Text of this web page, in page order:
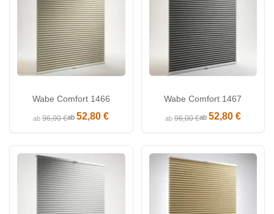
Wabe Comfort 1466
ab96,00 €ab52,80 €
Wabe Comfort 1467
ab96,00 €ab 52,80 €